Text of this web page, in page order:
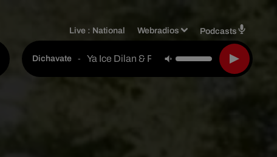
Live : National Webradios Podcasts
Dichavate - Ya Ice Dilan & Rey Tony & Helabusador &